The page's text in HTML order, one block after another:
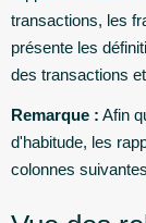
transactions, les
présente les
des transactions
Remarque : Afin
d'habitude, les
colonnes